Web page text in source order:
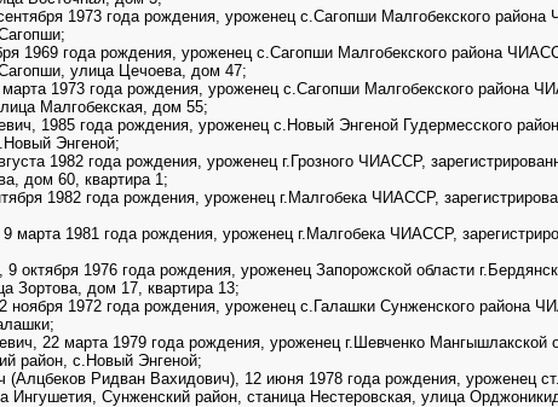
1973 года рождения, уроженец с.Сагопши Малгобекского района
1969 года рождения, уроженец с.Сагопши Малгобекского района
улица Цечоева, дом 47;
1973 года рождения, уроженец с.Сагопши Малгобекского района
Малгобекская, дом 55;
1985 года рождения, уроженец с.Новый Энгеной Гудермесского
Энгеной;
1982 года рождения, уроженец г.Грозного ЧИАССР,
дом 60, квартира 1;
1982 года рождения, уроженец г.Малгобека ЧИАССР,
1981 года рождения, уроженец г.Малгобека ЧИАССР,
1976 года рождения, уроженец Запорожской области
Зортова, дом 17, квартира 13;
1972 года рождения, уроженец с.Галашки Сунженского района
22 марта 1979 года рождения, уроженец г.Шевченко Мангышлакской
район, с.Новый Энгеной;
Ридван Вахидович), 12 июня 1978 года рождения, уроженец
Ингушетия, Сунженский район, станица Нестеровская, улица